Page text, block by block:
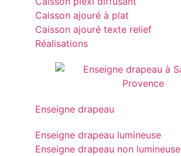
Caisson ajouré à plat
Caisson ajouré texte relief
Réalisations
Enseigne drapeau
Enseigne drapeau lumineuse
Enseigne drapeau non lumineuse